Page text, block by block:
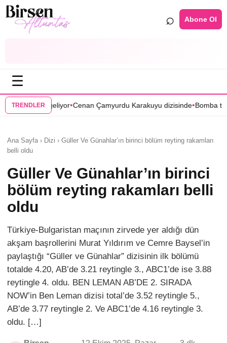
⌕ Abone Ol
☰
TRENDLER
Çamyurdu Karakuyu dizisinde•Bomba transfer! Caner Cindoruk,
Ana Sayfa › Dizi › Güller Ve Günahlar’ın birinci bölüm reyting rakamları
belli oldu
Güller Ve Günahlar’ın birinci
bölüm reyting rakamları belli
oldu
Türkiye-Bulgaristan maçının zirvede yer aldığı dün
akşam başrollerini Murat Yıldırım ve Cemre Baysel’in
paylaştığı “Güller ve Günahlar” dizisinin ilk bölümü
totalde 4.20, AB’de 3.21 reytingle 3., ABC1’de ise 3.88
reytingle 4. oldu. BEN LEMAN AB’DE 2. SIRADA
NOW’in Ben Leman dizisi total’de 3.52 reytingle 5.,
AB’de 3.77 reytingle 2. Ve ABC1’de 4.16 reytingle 3.
oldu. […]